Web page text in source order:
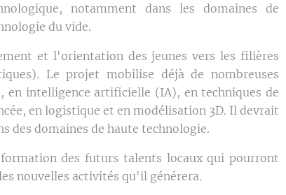
notamment dans les domaines de
du vide.
et l'orientation des jeunes vers les filières
Le projet mobilise déjà de nombreuses
en intelligence artificielle (IA), en techniques de
en logistique et en modélisation 3D. Il devrait
des domaines de haute technologie.
des futurs talents locaux qui pourront
nouvelles activités qu'il générera.